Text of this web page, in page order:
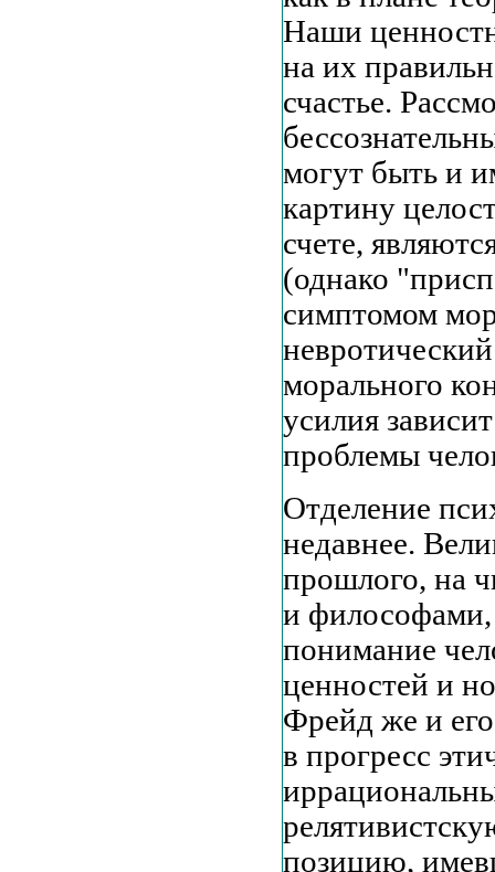
Наши
на их
счастье.
могут быть и
картину
счете,
(однако
симптомом
морального
усилия
проблемы
Отделение
недавнее.
прошлого, на
и философами,
понимание
ценностей и
Фрейд же и
в прогресс
позицию,